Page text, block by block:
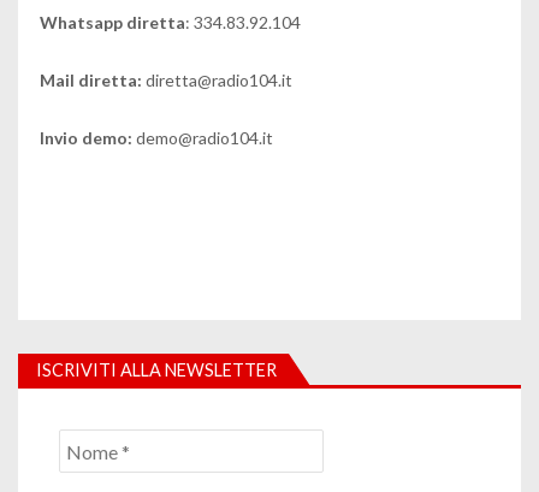
Whatsapp diretta: 334.83.92.104
Mail diretta: diretta@radio104.it
Invio demo: demo@radio104.it
ISCRIVITI ALLA NEWSLETTER